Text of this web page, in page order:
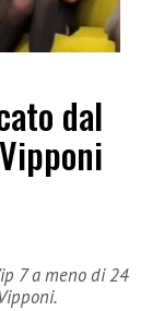
dal
7 a meno di 24